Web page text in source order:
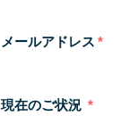
メールアドレス
現在のご状況